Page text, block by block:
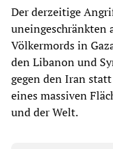
Der derzeitige
uneingeschränkten
Völkermords in
den Libanon und
gegen den Iran
eines massiven
und der Welt.